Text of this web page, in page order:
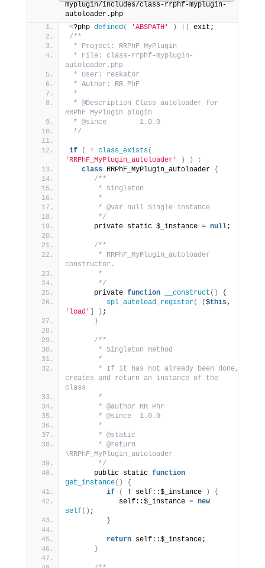
myplugin/includes/class-rrphf-myplugin-
autoloader.php
<?php defined( 'ABSPATH' )
exit;
/**
* Project: RRPhF MyPlugin
* File: class-rrphf-myplugin-
autoloader.php
* User: reskator
* Author: RR PhF
*
* @Description Class autoloader for
RRPhF MyPlugin plugin
* @since        1.0.0
*/
if ( ! class_exists(
'RRPhF_MyPlugin_autoloader'
) )
:
class RRPhF_MyPlugin_autoloader {
/**
       * Singleton
       *
       * @var null Single instance
       */
      private static $_instance =
null;
/**
       * RRPhF_MyPlugin_autoloader
constructor.
       *
       */
      private
function __construct ()
{
spl_autoload_register( $this
'load'
) ;
}
/**
       * Singleton method
       *
       * If it has not already been done,
creates and return an instance of the
class
       *
       * @author RR PhF
       * @since  1.0.0
       *
       * @static
       * @return
\RRPhF_MyPlugin_autoloader
       */
      public static
function
get_instance()
{
if
( ! self::$_instance )
{
            self::$_instance =
new
self() ;
}
return self::$_instance;
}